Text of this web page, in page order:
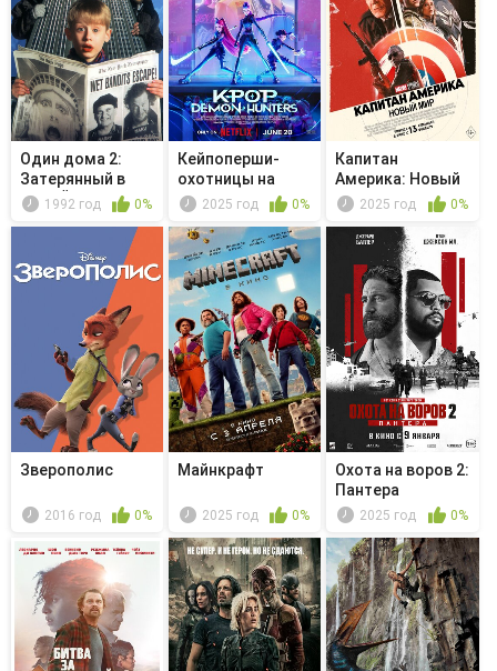
Один дома 2:
Затерянный в
Нью-Йорке
1992 год 0%
Кейпоперши-
охотницы на
демонов
2025 год 0%
Капитан
Америка: Новый
мир2025 год 0%
Зверополис
2016 год 0%
Майнкрафт
2025 год 0%
Охота на воров 2:
Пантера
2025 год 0%